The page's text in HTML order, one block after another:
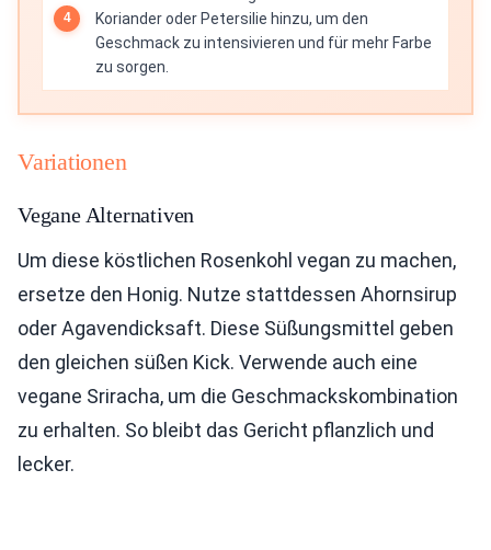
Koriander oder Petersilie hinzu, um den
Geschmack zu intensivieren und für mehr Farbe
zu sorgen.
Variationen
Vegane Alternativen
Um diese köstlichen Rosenkohl vegan zu machen,
ersetze den Honig. Nutze stattdessen Ahornsirup
oder Agavendicksaft. Diese Süßungsmittel geben
den gleichen süßen Kick. Verwende auch eine
vegane Sriracha, um die Geschmackskombination
zu erhalten. So bleibt das Gericht pflanzlich und
lecker.